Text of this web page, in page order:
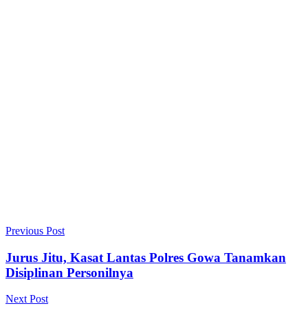
Previous Post
Jurus Jitu, Kasat Lantas Polres Gowa Tanamkan
Disiplinan Personilnya
Next Post